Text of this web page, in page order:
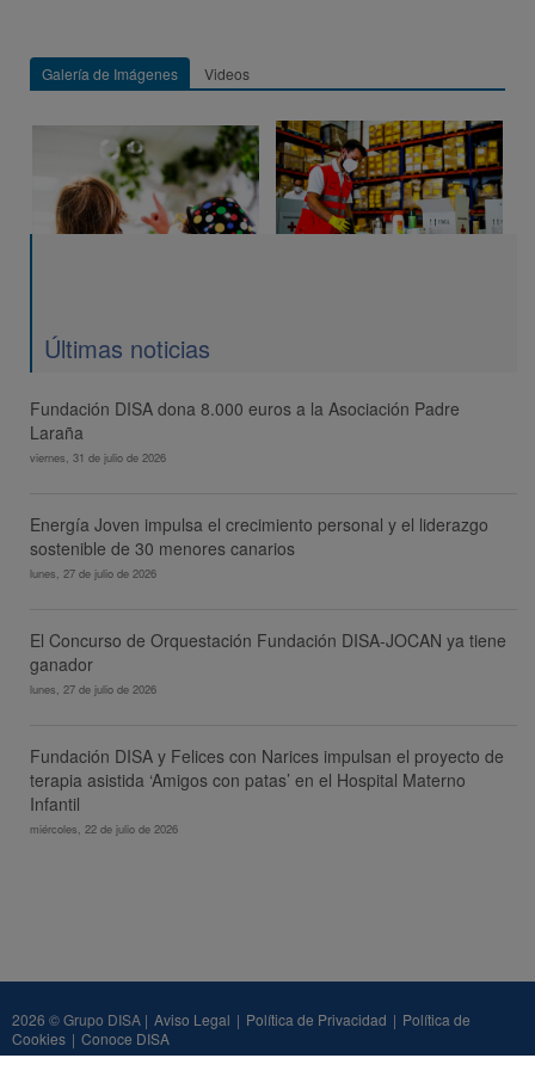
Galería de Imágenes Videos
Últimas noticias
Fundación DISA dona 8.000 euros a la Asociación Padre
Laraña
viernes, 31 de julio de 2026
Energía Joven impulsa el crecimiento personal y el liderazgo
sostenible de 30 menores canarios
lunes, 27 de julio de 2026
El Concurso de Orquestación Fundación DISA-JOCAN ya tiene
ganador
lunes, 27 de julio de 2026
Fundación DISA y Felices con Narices impulsan el proyecto de
terapia asistida ‘Amigos con patas’ en el Hospital Materno
Infantil
miércoles, 22 de julio de 2026
2026 © Grupo DISA | Aviso Legal | Política de Privacidad | Política de
Cookies | Conoce DISA